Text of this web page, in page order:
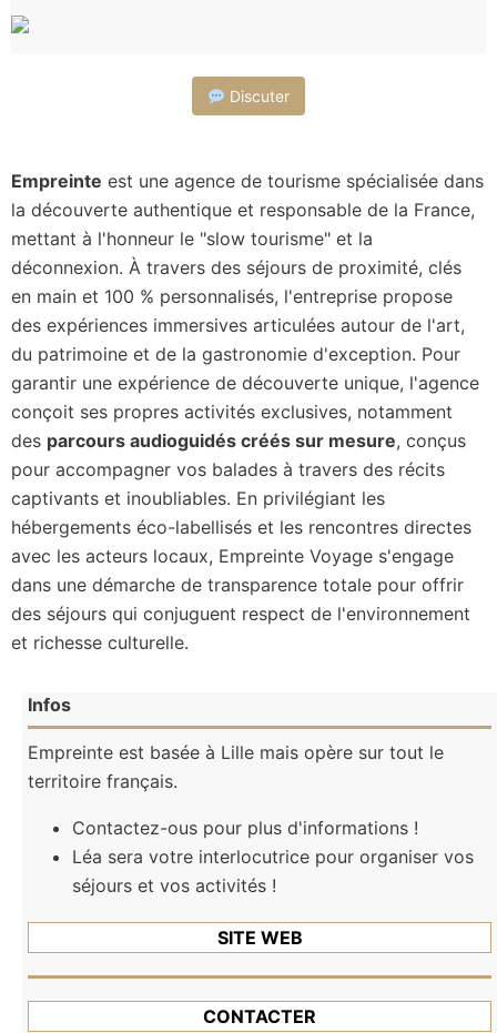
Discuter
Empreinte est une agence de tourisme spécialisée dans
la découverte authentique et responsable de la France,
mettant à l'honneur le "slow tourisme" et la
déconnexion. À travers des séjours de proximité, clés
en main et 100 % personnalisés, l'entreprise propose
des expériences immersives articulées autour de l'art,
du patrimoine et de la gastronomie d'exception. Pour
garantir une expérience de découverte unique, l'agence
conçoit ses propres activités exclusives, notamment
des parcours audioguidés créés sur mesure, conçus
pour accompagner vos balades à travers des récits
captivants et inoubliables. En privilégiant les
hébergements éco-labellisés et les rencontres directes
avec les acteurs locaux, Empreinte Voyage s'engage
dans une démarche de transparence totale pour offrir
des séjours qui conjuguent respect de l'environnement
et richesse culturelle.
Infos
Empreinte est basée à Lille mais opère sur tout le
territoire français.
Contactez-ous pour plus d'informations !
Léa sera votre interlocutrice pour organiser vos
séjours et vos activités !
SITE WEB
CONTACTER